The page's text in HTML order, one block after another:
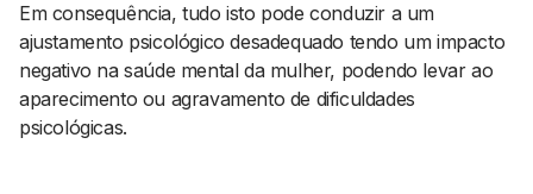
Em consequência, tudo isto pode conduzir a um
ajustamento psicológico desadequado tendo um impacto
negativo na saúde mental da mulher, podendo levar ao
aparecimento ou agravamento de dificuldades
psicológicas.